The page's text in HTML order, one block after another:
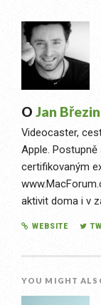
O Jan
Videocaster,
Apple.
certifikovaným
aktivit doma i v
WEBSITE
YOU MIGHT